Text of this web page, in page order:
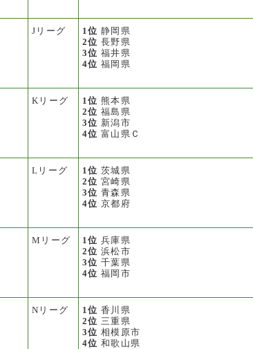
Jリーグ 1位 静岡県
2位 長野県
3位 福井県
4位 福岡県
Kリーグ 1位 熊本県
2位 福島県
3位 新潟市
4位 富山県Ｃ
Lリーグ 1位 茨城県
2位 宮崎県
3位 青森県
4位 京都府
Mリーグ 1位 兵庫県
2位 浜松市
3位 千葉県
4位 福岡市
Nリーグ 1位 香川県
2位 三重県
3位 相模原市
4位 和歌山県